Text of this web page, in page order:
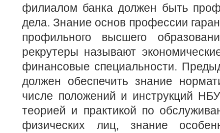
филиалом банка должен быть
дела. Знание основ профессии
профильного высшего
рекрутеры называют
финансовые специальности.
должен обеспечить знание
числе положений и инструкций
теорией и практикой по
физических лиц, знание